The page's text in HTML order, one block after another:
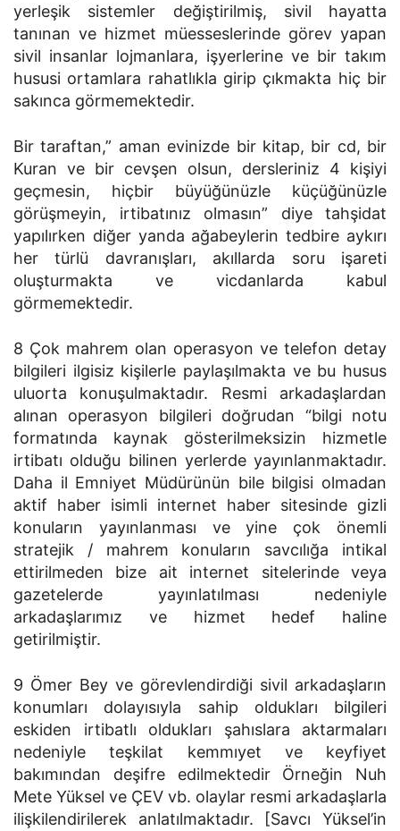
yerleşik sistemler değiştirilmiş, sivil hayatta
tanınan ve hizmet müesseslerinde görev yapan
sivil insanlar lojmanlara, işyerlerine ve bir takım
hususi ortamlara rahatlıkla girip çıkmakta hiç bir
sakınca görmemektedir.
Bir taraftan,” aman evinizde bir kitap, bir cd, bir
Kuran ve bir cevşen olsun, dersleriniz 4 kişiyi
geçmesin, hiçbir büyüğünüzle küçüğünüzle
görüşmeyin, irtibatınız olmasın” diye tahşidat
yapılırken diğer yanda ağabeylerin tedbire aykırı
her türlü davranışları, akıllarda soru işareti
oluşturmakta ve vicdanlarda kabul
görmemektedir.
8 Çok mahrem olan operasyon ve telefon detay
bilgileri ilgisiz kişilerle paylaşılmakta ve bu husus
uluorta konuşulmaktadır. Resmi arkadaşlardan
alınan operasyon bilgileri doğrudan “bilgi notu
formatında kaynak gösterilmeksizin hizmetle
irtibatı olduğu bilinen yerlerde yayınlanmaktadır.
Daha il Emniyet Müdürünün bile bilgisi olmadan
aktif haber isimli internet haber sitesinde gizli
konuların yayınlanması ve yine çok önemli
stratejik / mahrem konuların savcılığa intikal
ettirilmeden bize ait internet sitelerinde veya
gazetelerde yayınlatılması nedeniyle
arkadaşlarımız ve hizmet hedef haline
getirilmiştir.
9 Ömer Bey ve görevlendirdiği sivil arkadaşların
konumları dolayısıyla sahip oldukları bilgileri
eskiden irtibatlı oldukları şahıslara aktarmaları
nedeniyle teşkilat kemmıyet ve keyfiyet
bakımından deşifre edilmektedir Örneğin Nuh
Mete Yüksel ve ÇEV vb. olaylar resmi arkadaşlarla
ilişkilendirilerek anlatılmaktadır. [Savcı Yüksel’in